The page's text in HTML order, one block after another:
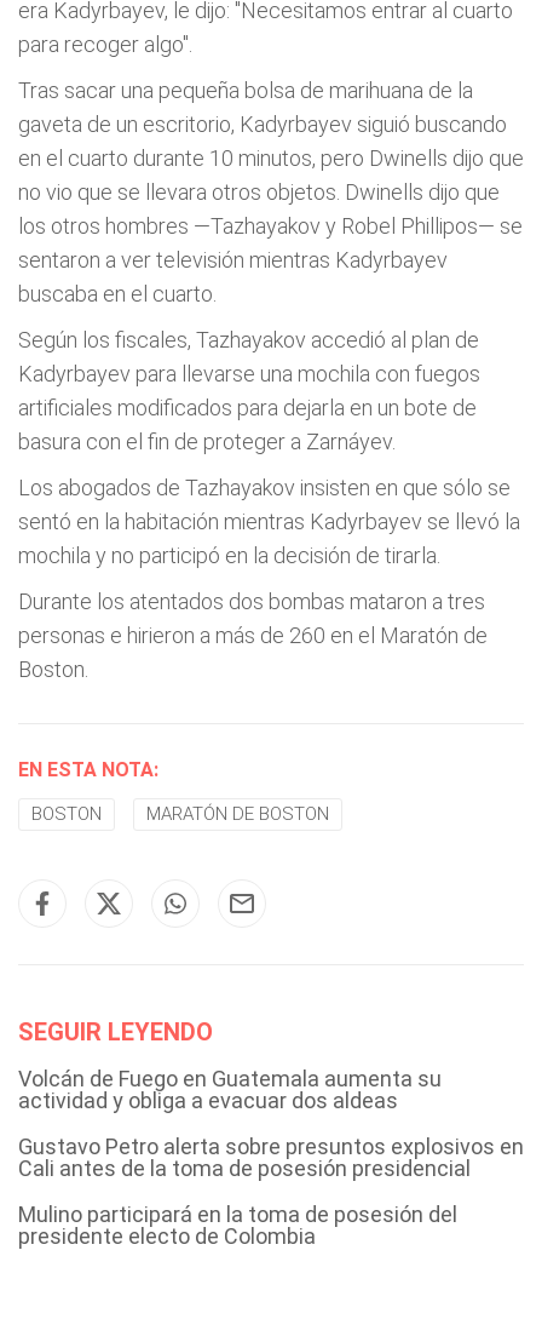
era Kadyrbayev, le dijo: "Necesitamos entrar al cuarto
para recoger algo".
Tras sacar una pequeña bolsa de marihuana de la
gaveta de un escritorio, Kadyrbayev siguió buscando
en el cuarto durante 10 minutos, pero Dwinells dijo que
no vio que se llevara otros objetos. Dwinells dijo que
los otros hombres —Tazhayakov y Robel Phillipos— se
sentaron a ver televisión mientras Kadyrbayev
buscaba en el cuarto.
Según los fiscales, Tazhayakov accedió al plan de
Kadyrbayev para llevarse una mochila con fuegos
artificiales modificados para dejarla en un bote de
basura con el fin de proteger a Zarnáyev.
Los abogados de Tazhayakov insisten en que sólo se
sentó en la habitación mientras Kadyrbayev se llevó la
mochila y no participó en la decisión de tirarla.
Durante los atentados dos bombas mataron a tres
personas e hirieron a más de 260 en el Maratón de
Boston.
EN ESTA NOTA:
BOSTON MARATÓN DE BOSTON
SEGUIR LEYENDO
Volcán de Fuego en Guatemala aumenta su
actividad y obliga a evacuar dos aldeas
Gustavo Petro alerta sobre presuntos explosivos en
Cali antes de la toma de posesión presidencial
Mulino participará en la toma de posesión del
presidente electo de Colombia